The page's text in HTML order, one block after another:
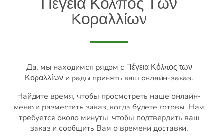
Κοραλλίων
Да, мы находимся рядом с Πέγεια Κόλπος των
Κοραλλίων и рады принять ваш онлайн-заказ.
Найдите время, чтобы просмотреть наше онлайн-
меню и разместить заказ, когда будете готовы. Нам
требуется около минуты, чтобы подтвердить ваш
заказ и сообщить Вам о времени доставки.